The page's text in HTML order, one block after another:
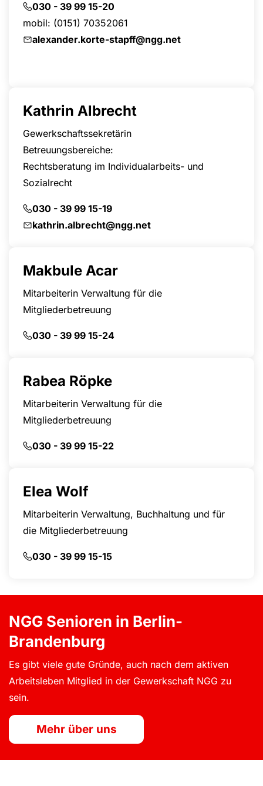
030 - 39 99 15-20
mobil: (0151) 70352061
alexander.korte-stapff@ngg.net
Kathrin Albrecht
Gewerkschaftssekretärin
Betreuungsbereiche:
Rechtsberatung im Individualarbeits- und
Sozialrecht
030 - 39 99 15-19
kathrin.albrecht@ngg.net
Makbule Acar
Mitarbeiterin Verwaltung für die
Mitgliederbetreuung
030 - 39 99 15-24
Rabea Röpke
Mitarbeiterin Verwaltung für die
Mitgliederbetreuung
030 - 39 99 15-22
Elea Wolf
Mitarbeiterin Verwaltung, Buchhaltung und für
die Mitgliederbetreuung
030 - 39 99 15-15
NGG Senioren in Berlin-
Brandenburg
Es gibt viele gute Gründe, auch nach dem aktiven
Arbeitsleben Mitglied in der Gewerkschaft NGG zu
sein.
Mehr über uns